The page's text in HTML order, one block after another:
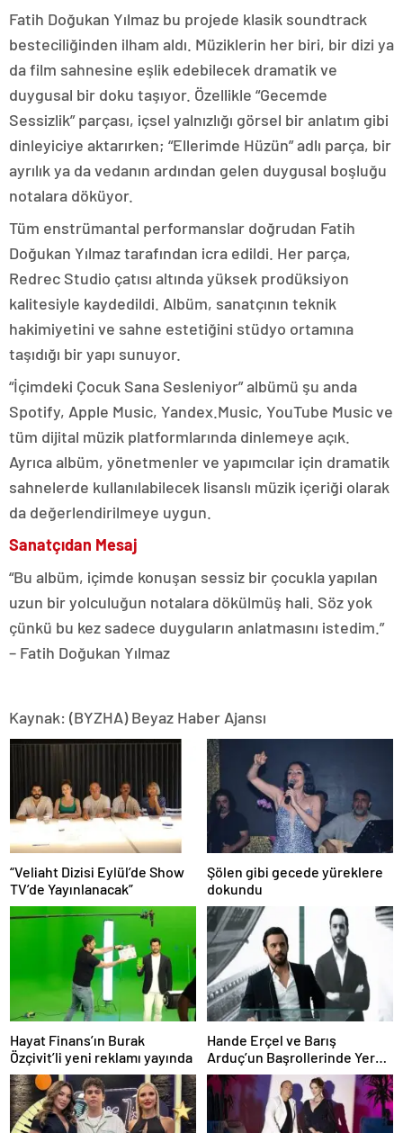
Fatih Doğukan Yılmaz bu projede klasik soundtrack
besteciliğinden ilham aldı. Müziklerin her biri, bir dizi ya
da film sahnesine eşlik edebilecek dramatik ve
duygusal bir doku taşıyor. Özellikle “Gecemde
Sessizlik” parçası, içsel yalnızlığı görsel bir anlatım gibi
dinleyiciye aktarırken; “Ellerimde Hüzün” adlı parça, bir
ayrılık ya da vedanın ardından gelen duygusal boşluğu
notalara döküyor.
Tüm enstrümantal performanslar doğrudan Fatih
Doğukan Yılmaz tarafından icra edildi. Her parça,
Redrec Studio çatısı altında yüksek prodüksiyon
kalitesiyle kaydedildi. Albüm, sanatçının teknik
hakimiyetini ve sahne estetiğini stüdyo ortamına
taşıdığı bir yapı sunuyor.
“İçimdeki Çocuk Sana Sesleniyor” albümü şu anda
Spotify, Apple Music, Yandex.Music, YouTube Music ve
tüm dijital müzik platformlarında dinlemeye açık.
Ayrıca albüm, yönetmenler ve yapımcılar için dramatik
sahnelerde kullanılabilecek lisanslı müzik içeriği olarak
da değerlendirilmeye uygun.
Sanatçıdan Mesaj
“Bu albüm, içimde konuşan sessiz bir çocukla yapılan
uzun bir yolculuğun notalara dökülmüş hali. Söz yok
çünkü bu kez sadece duyguların anlatmasını istedim.”
– Fatih Doğukan Yılmaz
Kaynak: (BYZHA) Beyaz Haber Ajansı
“Veliaht Dizisi Eylül’de Show
TV’de Yayınlanacak”
Şölen gibi gecede yüreklere
dokundu
Hayat Finans’ın Burak
Özçivit’li yeni reklamı yayında
Hande Erçel ve Barış
Arduç’un Başrollerinde Yer
Aldığı ‘Aşkı Hatırla’ Dizisinin
Tüm Bölümleri Şimdi
Disney+’ta Yayında!